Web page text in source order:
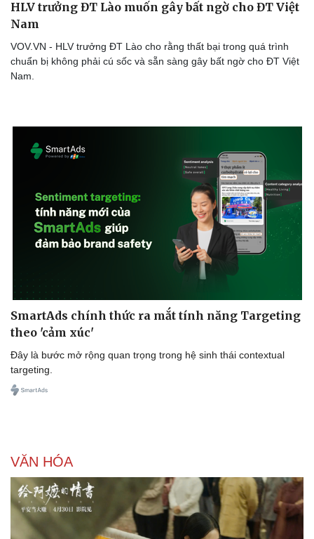
Doanh nghiệp
Vì cộng đồng
Công nghệ
Chuyển đổi số
HLV trưởng ĐT Lào muốn gây bất ngờ cho ĐT Việt
Nam
VOV.VN - HLV trưởng ĐT Lào cho rằng thất bại trong quá trình
chuẩn bị không phải cú sốc và sẵn sàng gây bất ngờ cho ĐT Việt
Nam.
SmartAds chính thức ra mắt tính năng Targeting
theo 'cảm xúc'
Đây là bước mở rộng quan trọng trong hệ sinh thái contextual
targeting.
VĂN HÓA